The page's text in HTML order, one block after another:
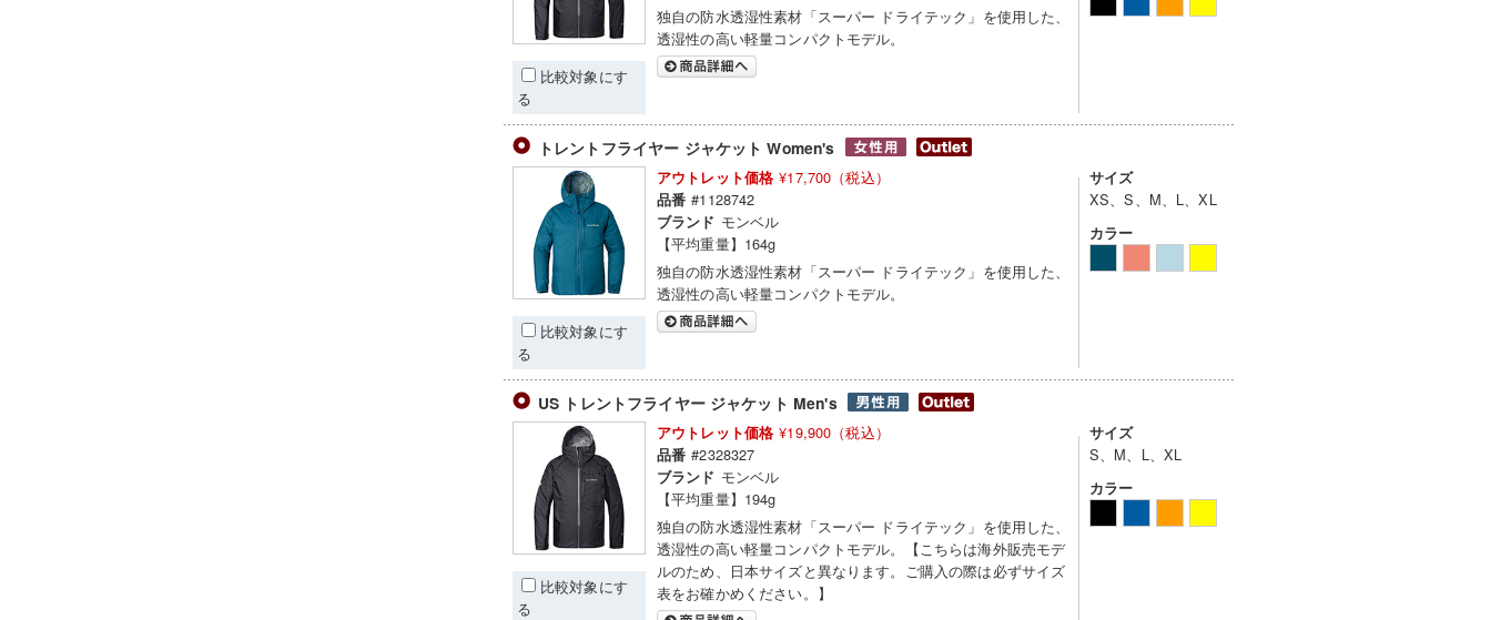
比較対象にす
る
独自の防水透湿性素材「スーパー ドライテック」を使用した、
透湿性の高い軽量コンパクトモデル。
トレントフライヤー ジャケット Women's
比較対象にす
る
アウトレット価格 ¥17,700（税込）
品番 #1128742
ブランド モンベル
【平均重量】164g
独自の防水透湿性素材「スーパー ドライテック」を使用した、
透湿性の高い軽量コンパクトモデル。
サイズ
XS、S、M、L、XL
カラー
US トレントフライヤー ジャケット Men's
比較対象にす
る
アウトレット価格 ¥19,900（税込）
品番 #2328327
ブランド モンベル
【平均重量】194g
独自の防水透湿性素材「スーパー ドライテック」を使用した、
透湿性の高い軽量コンパクトモデル。【こちらは海外販売モデ
ルのため、日本サイズと異なります。ご購入の際は必ずサイズ
表をお確かめください。】
サイズ
S、M、L、XL
カラー